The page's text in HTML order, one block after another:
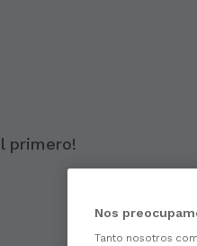
primero!
Nos
Tanto nosotros